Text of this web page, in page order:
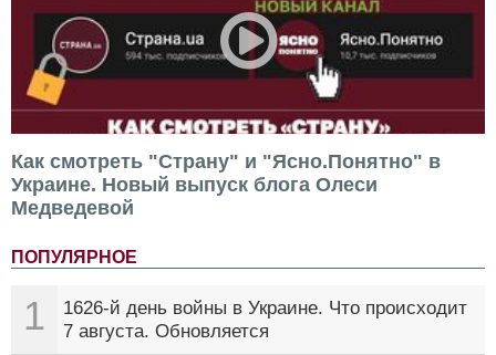
Как смотреть "Страну" и "Ясно.Понятно" в
Украине. Новый выпуск блога Олеси
Медведевой
ПОПУЛЯРНОЕ
1
1626-й день войны в Украине. Что происходит
7 августа. Обновляется